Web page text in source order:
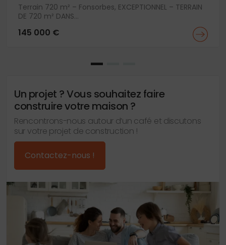
Terrain 720 m² – Fonsorbes, EXCEPTIONNEL – TERRAIN
DE 720 m² DANS...
145 000 €
Un projet ? Vous souhaitez faire
construire votre maison ?
Rencontrons-nous autour d’un café et discutons
sur votre projet de construction !
Contactez-nous !